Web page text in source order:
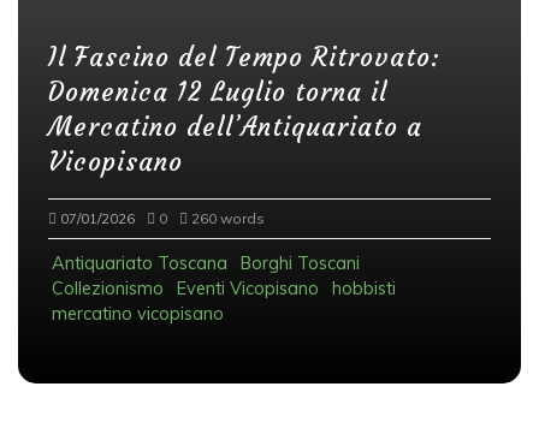
Il Fascino del Tempo Ritrovato:
Domenica 12 Luglio torna il
Mercatino dell’Antiquariato a
Vicopisano
07/01/2026 0 260 words
Antiquariato Toscana
Borghi Toscani
Collezionismo
Eventi Vicopisano
hobbisti
mercatino vicopisano